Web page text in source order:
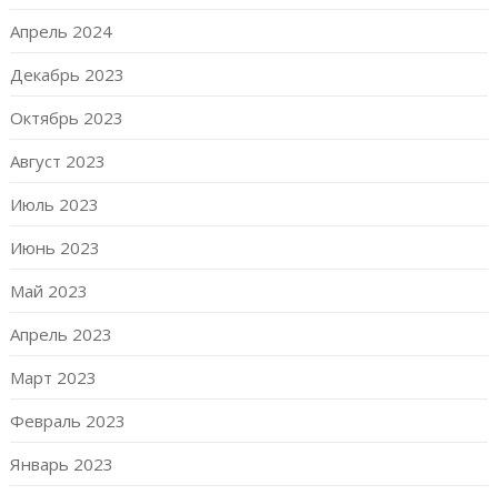
Апрель 2024
Декабрь 2023
Октябрь 2023
Август 2023
Июль 2023
Июнь 2023
Май 2023
Апрель 2023
Март 2023
Февраль 2023
Январь 2023